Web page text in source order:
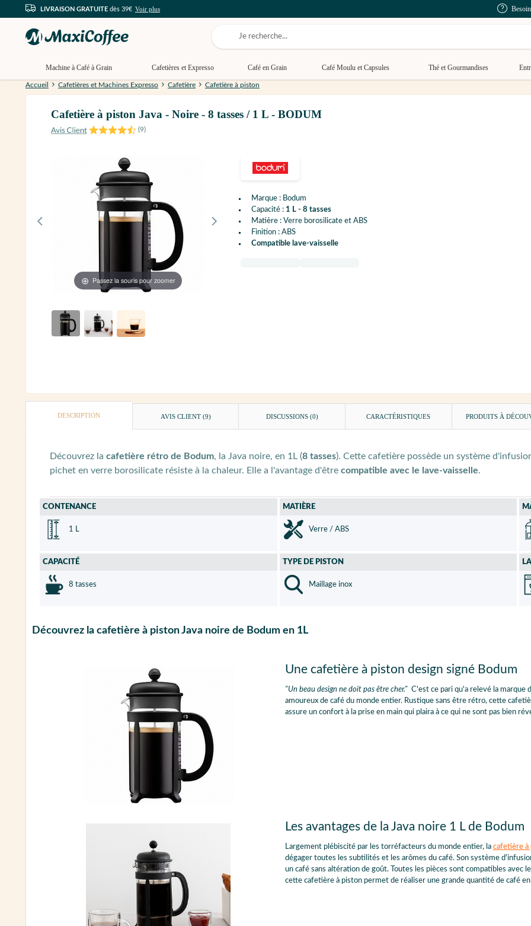
LIVRAISON GRATUITE dès 39€ Voir plus
Machine à Café à Grain Cafetières et Expresso Café en Grain Café Moulu et Capsules Thé et Gourmandises
Accueil Cafetières et Machines Expresso Cafetière Cafetière à piston
Cafetière à piston Java - Noire - 8 tasses / 1 L - BODUM
(9)
Passez la souris pour zoomer
Marque : Bodum
Capacité : 1 L - 8 tasses
Matière : Verre borosilicate et ABS
Finition : ABS
Compatible lave-vaisselle
DESCRIPTION AVIS CLIENT (9) DISCUSSIONS (0) CARACTÉRISTIQUES PRODUITS À
Découvrez la cafetière rétro de Bodum, la Java noire, en 1L (8 tasses). Cette cafetière possède un système
pichet en verre borosilicate résiste à la chaleur. Elle a l'avantage d'être compatible avec le lave-vaisselle.
CONTENANCE
1 L
MATIÈRE
Verre / ABS
CAPACITÉ
8 tasses
TYPE DE PISTON
Maillage inox
Découvrez la cafetière à piston Java noire de Bodum en 1L
Une cafetière à piston design signé Bodum
"Un beau design ne doit pas être cher." C'est ce pari qu'a relevé la marque
amoureux de café du monde entier. Rustique sans être rétro, cette
assure un confort à la prise en main qui plaira à ce qui ne sont pas bien
Les avantages de la Java noire 1 L de Bodum
Largement plébiscité par les torréfacteurs du monde entier, la cafetière à
dégager toutes les subtilités et les arômes du café. Son système
un café sans altération de goût. Toutes les pièces sont compatibles avec
cette cafetière à piston permet de réaliser une grande quantité de café